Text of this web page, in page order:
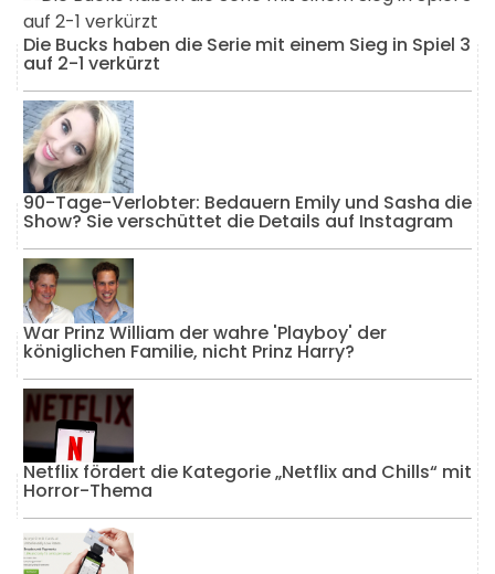
Die Bucks haben die Serie mit einem Sieg in Spiel 3
auf 2-1 verkürzt
90-Tage-Verlobter: Bedauern Emily und Sasha die
Show? Sie verschüttet die Details auf Instagram
War Prinz William der wahre 'Playboy' der
königlichen Familie, nicht Prinz Harry?
Netflix fördert die Kategorie „Netflix and Chills“ mit
Horror-Thema